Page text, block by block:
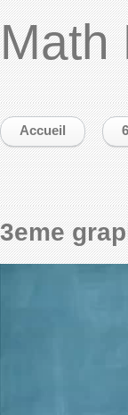
Math
Accueil
3eme